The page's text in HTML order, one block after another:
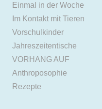
Einmal in der Woche
Im Kontakt mit Tieren
Vorschulkinder
Jahreszeitentische
VORHANG AUF
Anthroposophie
Rezepte